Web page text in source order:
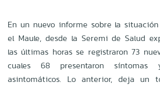
En un nuevo informe sobre la
el Maule, desde la Seremi de Salud
las últimas horas se registraron 73
cuales 68 presentaron
asintomáticos. Lo anterior, deja un